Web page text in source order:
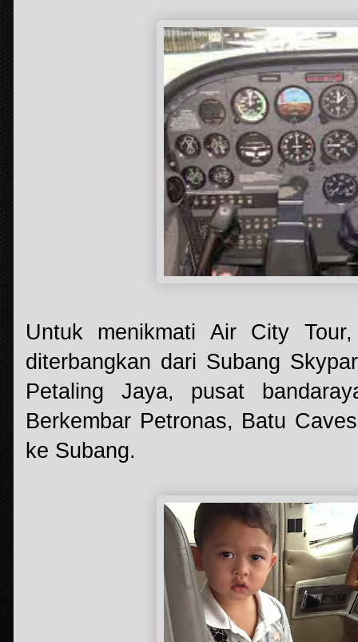
Untuk menikmati Air City
diterbangkan dari Subang
Petaling Jaya, pusat
Berkembar Petronas, Batu
ke Subang.